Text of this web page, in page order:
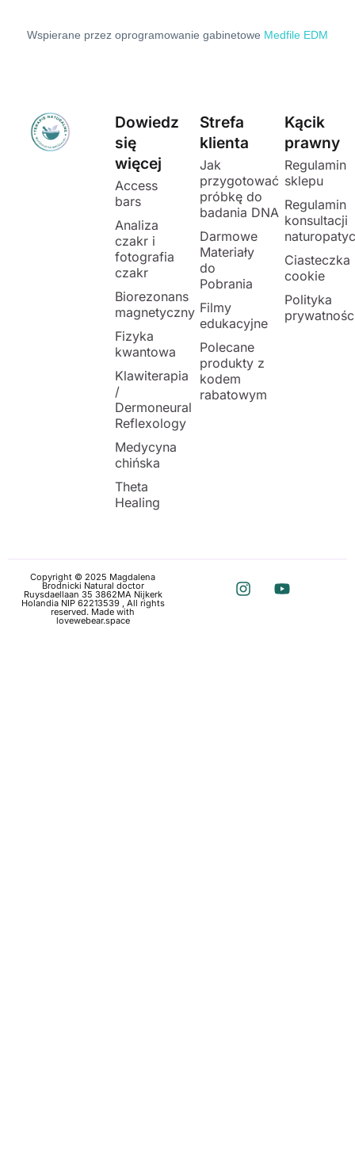
Wspierane przez oprogramowanie gabinetowe Medfile EDM
Dowiedz
się
więcej
Access
bars
Analiza
czakr i
fotografia
czakr
Biorezonans
magnetyczny
Fizyka
kwantowa
Klawiterapia
/
Dermoneural
Reflexology
Medycyna
chińska
Theta
Healing
Strefa
klienta
Jak
przygotować
próbkę do
badania DNA
Darmowe
Materiały
do
Pobrania
Filmy
edukacyjne
Polecane
produkty z
kodem
rabatowym
Kącik
prawny
Regulamin
sklepu
Regulamin
konsultacji
Ciasteczka
cookie
Polityka
Copyright © 2025 Magdalena
Brodnicki Natural doctor
Ruysdaellaan 35 3862MA Nijkerk
Holandia NIP 62213539 , All rights
reserved. Made with
lovewebear.space